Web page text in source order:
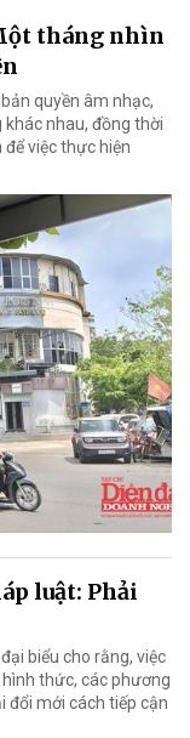
tháng nhìn
quyền âm nhạc,
nhau, đồng thời
việc thực hiện
luật: Phải
biểu cho rằng, việc
thức, các phương
đổi mới cách tiếp cận